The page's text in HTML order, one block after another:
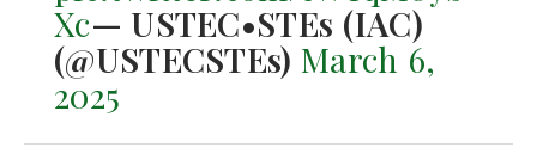
Xc— USTEC•STEs (IAC)
(@USTECSTEs) March 6,
2025